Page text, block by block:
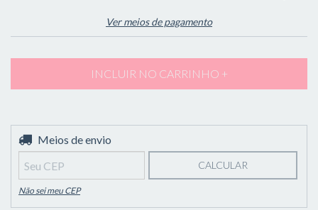
Ver meios de pagamento
Entregas para o CEP:
Meios de envio
CALCULAR
Não sei meu CEP